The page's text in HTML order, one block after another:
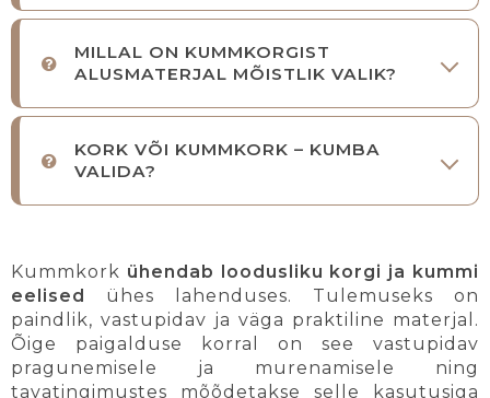
MILLAL ON KUMMKORGIST
ALUSMATERJAL MÕISTLIK VALIK?
KORK VÕI KUMMKORK – KUMBA
VALIDA?
Kummkork ühendab loodusliku korgi ja kummi
eelised
ühes lahenduses. Tulemuseks on
paindlik, vastupidav ja väga praktiline materjal.
Õige paigalduse korral on see vastupidav
pragunemisele ja murenamisele ning
tavatingimustes mõõdetakse selle kasutusiga